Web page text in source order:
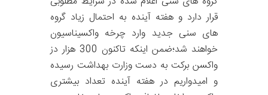
قرار دارد و هفته آینده به احتمال زیاد گروه
های سنی جدید وارد چرخه واکسیناسیون
خواهند شد؛ضمن اینکه تاکنون 300 هزار دز
واکسن برکت به دست وزارت بهداشت رسیده
و امیدواریم در هفته آینده تعداد بیشتری